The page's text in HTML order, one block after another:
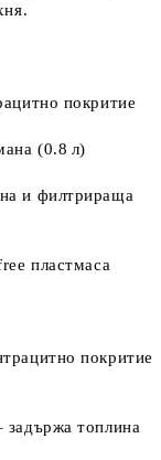
покритие
(0.8 л)
и филтрираща
пластмаса
покритие
топлина